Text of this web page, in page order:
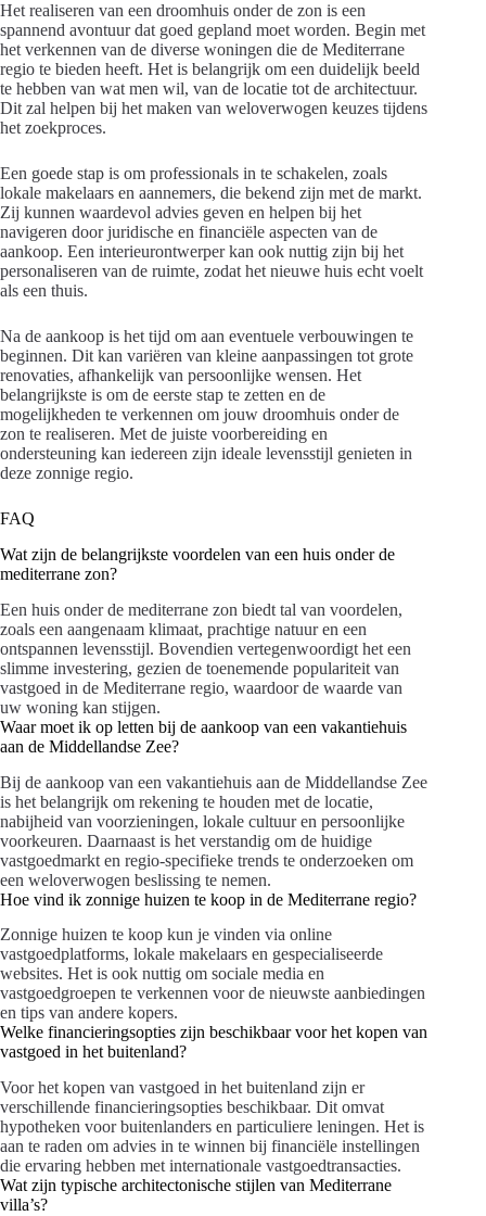
Het realiseren van een droomhuis onder de zon is een
spannend avontuur dat goed gepland moet worden. Begin met
het verkennen van de diverse woningen die de Mediterrane
regio te bieden heeft. Het is belangrijk om een duidelijk beeld
te hebben van wat men wil, van de locatie tot de architectuur.
Dit zal helpen bij het maken van weloverwogen keuzes tijdens
het zoekproces.
Een goede stap is om professionals in te schakelen, zoals
lokale makelaars en aannemers, die bekend zijn met de markt.
Zij kunnen waardevol advies geven en helpen bij het
navigeren door juridische en financiële aspecten van de
aankoop. Een interieurontwerper kan ook nuttig zijn bij het
personaliseren van de ruimte, zodat het nieuwe huis echt voelt
als een thuis.
Na de aankoop is het tijd om aan eventuele verbouwingen te
beginnen. Dit kan variëren van kleine aanpassingen tot grote
renovaties, afhankelijk van persoonlijke wensen. Het
belangrijkste is om de eerste stap te zetten en de
mogelijkheden te verkennen om jouw droomhuis onder de
zon te realiseren. Met de juiste voorbereiding en
ondersteuning kan iedereen zijn ideale levensstijl genieten in
deze zonnige regio.
FAQ
Wat zijn de belangrijkste voordelen van een huis onder de
mediterrane zon?
Een huis onder de mediterrane zon biedt tal van voordelen,
zoals een aangenaam klimaat, prachtige natuur en een
ontspannen levensstijl. Bovendien vertegenwoordigt het een
slimme investering, gezien de toenemende populariteit van
vastgoed in de Mediterrane regio, waardoor de waarde van
uw woning kan stijgen.
Waar moet ik op letten bij de aankoop van een vakantiehuis
aan de Middellandse Zee?
Bij de aankoop van een vakantiehuis aan de Middellandse Zee
is het belangrijk om rekening te houden met de locatie,
nabijheid van voorzieningen, lokale cultuur en persoonlijke
voorkeuren. Daarnaast is het verstandig om de huidige
vastgoedmarkt en regio-specifieke trends te onderzoeken om
een weloverwogen beslissing te nemen.
Hoe vind ik zonnige huizen te koop in de Mediterrane regio?
Zonnige huizen te koop kun je vinden via online
vastgoedplatforms, lokale makelaars en gespecialiseerde
websites. Het is ook nuttig om sociale media en
vastgoedgroepen te verkennen voor de nieuwste aanbiedingen
en tips van andere kopers.
Welke financieringsopties zijn beschikbaar voor het kopen van
vastgoed in het buitenland?
Voor het kopen van vastgoed in het buitenland zijn er
verschillende financieringsopties beschikbaar. Dit omvat
hypotheken voor buitenlanders en particuliere leningen. Het is
aan te raden om advies in te winnen bij financiële instellingen
die ervaring hebben met internationale vastgoedtransacties.
Wat zijn typische architectonische stijlen van Mediterrane
villa’s?